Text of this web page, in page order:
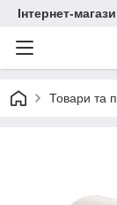
Інтернет-
Товари та